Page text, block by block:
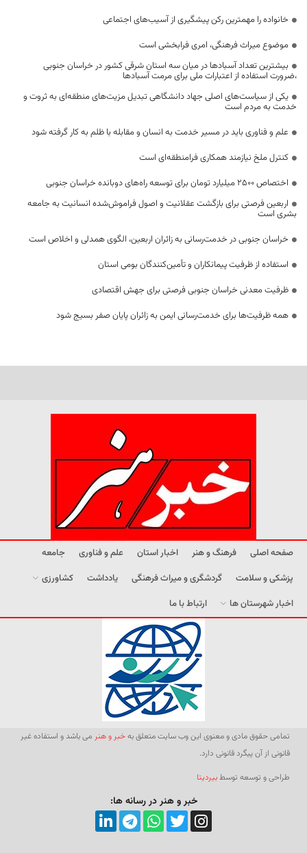
خانواده را مهمترین رکن پیشگیری از آسیب‌های اجتماعی
موضوع میراث فرهنگی، امری فرابخشی است
بیشترین تعداد آسبادها در میان سه استان شرقی کشور در خراسان جنوبی
،ضرورت استفاده از اعتبارات ملی برای مرمت آسبادها
یکی از سیاست‌های اصلی جهاد دانشگاهی تبدیل مزیت‌های منطقه‌ای به ثروت و
خدمت به مردم است
علم و فناوری باید در مسیر خدمت به انسان و مقابله با ظلم به کار گرفته شود
کنترل ملخ نیازمند همکاری فرامنطقه‌ای است
اختصاص 2500 میلیارد تومان برای توسعه راه‌های دوبانده خراسان جنوبی
اربعین فرصتی برای بازگشت عقلانیت و اصول فراموش‌شده انسانیت به جامعه
بشری است
خراسان جنوبی در خدمت‌رسانی به زائران اربعین، الگوی همدلی و اخلاص است
استفاده از ظرفیت پیمانکاران و تأمین‌کنندگان بومی استان
ظرفیت معدنی خراسان جنوبی فرصتی برای جهش اقتصادی
همه ظرفیت‌ها برای خدمت‌رسانی ایمن به زائران پایان صفر بسیج شود
صفحه اصلی فرهنگ و هنر اخبار استان علم و فناوری
جامعه
پزشکی و سلامت
گردشگری و میراث فرهنگی یادداشت
کشاورزی
اخبار شهرستان ها
ارتباط با ما
تمامی حقوق مادی و معنوی این وب سایت متعلق بهخبر و هنر می باشد و استفاده غیر
قانونی از آن پیگرد قانونی دارد.
طراحی و توسعه توسطبیردیتا
خبر و هنر در رسانه ها: